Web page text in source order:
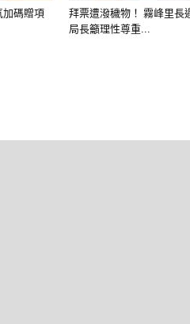
碼贈項
拜票遭潑穢物！ 霧峰里長
局長籲理性尊重...